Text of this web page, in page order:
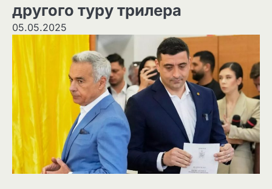
другого туру трилера
05.05.2025